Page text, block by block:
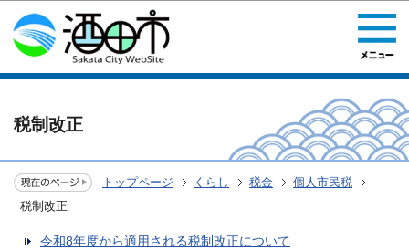
このページの本文へ移動
税制改正
トップページ くらし 税金
個人市民税
税制改正
令和8年度から適用される税制改正について